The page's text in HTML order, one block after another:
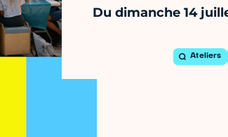
Du dimanche 14
Ateliers